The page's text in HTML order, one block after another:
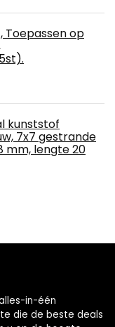
op
kunststof
7x7 gestrande
mm, lengte 20
in-één
die de beste deals